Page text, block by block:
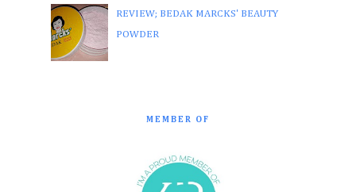
REVIEW; BEDAK MARCKS' BEAUTY
POWDER
MEMBER OF